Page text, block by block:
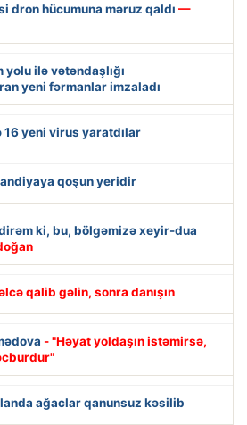
dron hücumuna məruz qaldı —
yolu ilə vətəndaşlığı
yeni fərmanlar imzaladı
yeni virus yaratdılar
qoşun yeridir
ki, bu, bölgəmizə xeyir-dua
qalib gəlin, sonra danışın
- "Həyat yoldaşın istəmirsə,
ağaclar qanunsuz kəsilib